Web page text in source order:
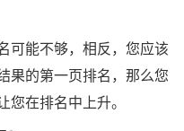
能不够，相反，您应该
果的第一页排名，那么您
在排名中上升。